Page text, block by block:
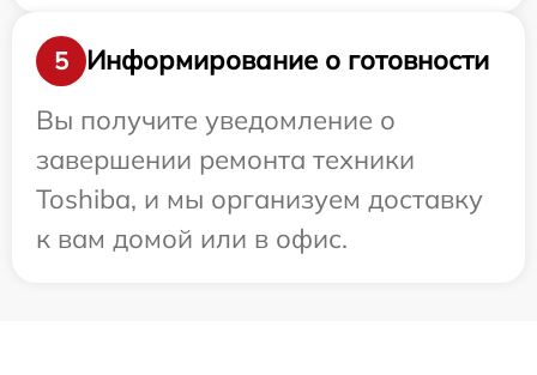
5
Информирование о готовности
Вы получите уведомление о
завершении ремонта техники
Toshiba, и мы организуем доставку
к вам домой или в офис.